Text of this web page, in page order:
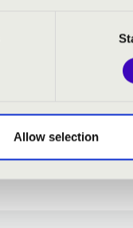
Allow selection